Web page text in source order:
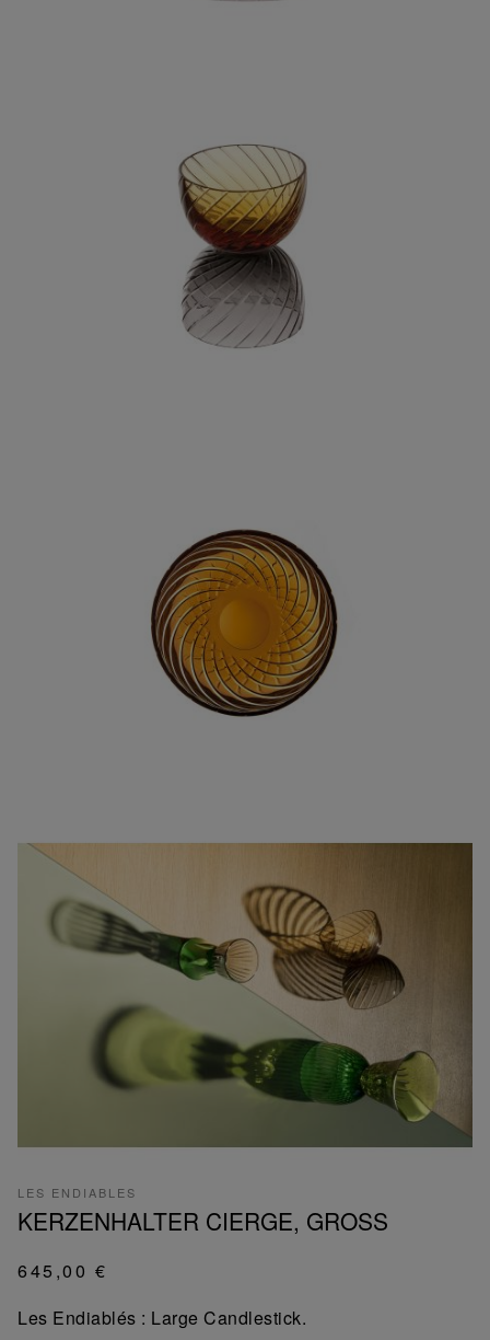
LES ENDIABLES
KERZENHALTER CIERGE, GROSS
645,00 €
Les Endiablés : Large Candlestick.